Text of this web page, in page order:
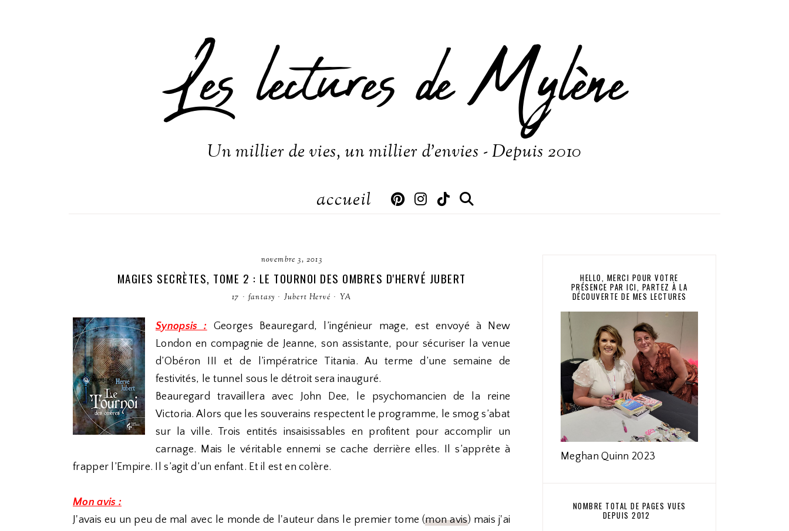
Les lectures de Mylène
Un millier de vies, un millier d'envies - Depuis 2010
accueil
novembre 3, 2013
MAGIES SECRÈTES, TOME 2 : LE TOURNOI DES OMBRES D'HERVÉ JUBERT
17 · fantasy · Jubert Hervé · YA
Synopsis : Georges Beauregard, l’ingénieur mage, est envoyé à New
London en compagnie de Jeanne, son assistante, pour sécuriser la venue
d’Obéron III et de l’impératrice Titania. Au terme d’une semaine de
festivités, le tunnel sous le détroit sera inauguré.
Beauregard travaillera avec John Dee, le psychomancien de la reine
Victoria. Alors que les souverains respectent le programme, le smog s’abat
sur la ville. Trois entités insaisissables en profitent pour accomplir un
carnage. Mais le véritable ennemi se cache derrière elles. Il s’apprête à
frapper l’Empire. Il s’agit d’un enfant. Et il est en colère.
Mon avis :
J'avais eu un peu de mal avec le monde de l'auteur dans le premier tome (mon avis) mais j'ai
HELLO, MERCI POUR VOTRE
PRÉSENCE PAR ICI, PARTEZ À LA
DÉCOUVERTE DE MES LECTURES
Meghan Quinn 2023
NOMBRE TOTAL DE PAGES VUES
DEPUIS 2012